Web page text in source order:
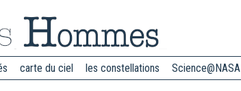
carte du ciel les constellations Science@NASA